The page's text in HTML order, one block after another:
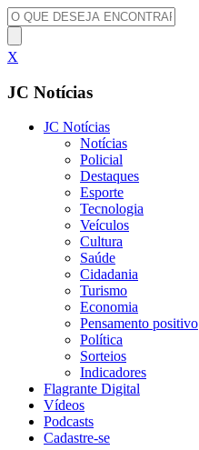
X
JC Notícias
JC Notícias
Notícias
Policial
Destaques
Esporte
Tecnologia
Veículos
Cultura
Saúde
Cidadania
Turismo
Economia
Pensamento positivo
Política
Sorteios
Indicadores
Flagrante Digital
Vídeos
Podcasts
Cadastre-se